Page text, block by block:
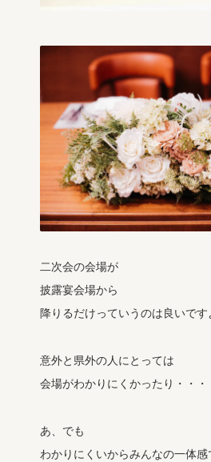
二次会の会場が
披露宴会場から
降りるだけっていうのは良いです
意外と県外の人にとっては
会場がわかりにくかったり・・・
あ、でも
わかりにくいからみんなの一体